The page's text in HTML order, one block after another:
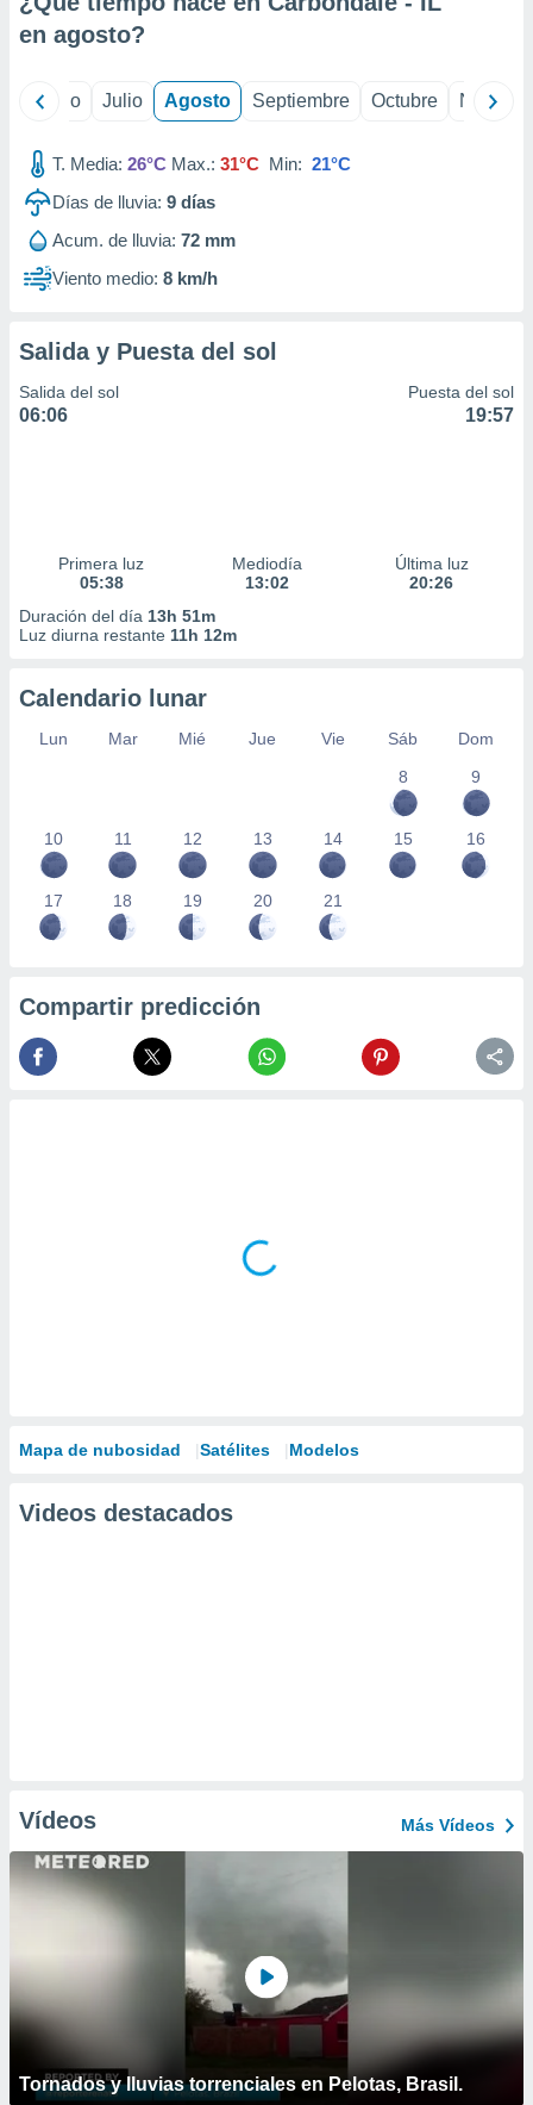
e
publicidad
publicidad
de
en agosto?
Junio Julio Agosto Septiembre Octubre
T. Media: 26°C Max.: 31°C Min: 21°C
Días de lluvia: 9 días
Acum. de lluvia: 72 mm
Viento medio: 8 km/h
Salida y Puesta del sol
Salida del sol
06:06
Puesta del sol
19:57
Primera luz
05:38
Mediodía
13:02
Última luz
20:26
Duración del día 13h 51m
Luz diurna restante 11h 12m
Calendario lunar
Lun Mar Mié Jue Vie Sáb
Dom
8
9
10 11 12 13 14 15 16
17 18 19 20 21
Compartir predicción
Mapa de nubosidad Satélites Modelos
Videos destacados
Vídeos Más Vídeos
Tornados y lluvias torrenciales en Pelotas, Brasil.